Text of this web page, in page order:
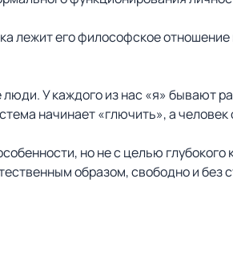
лежит его философское отношение
У каждого из нас «я» бывают
начинает «глючить», а
но не с целью
образом, свободно и без